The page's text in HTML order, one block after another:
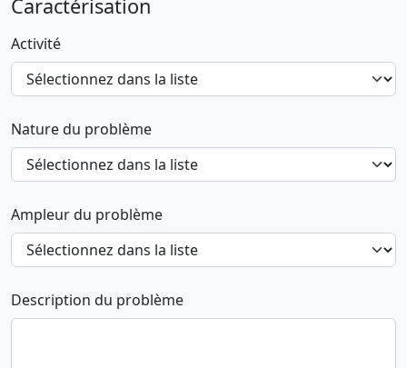
Caractérisation
Activité
Nature du problème
Ampleur du problème
Description du problème